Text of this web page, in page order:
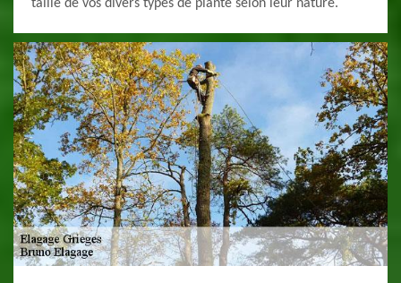
taille de vos divers types de plante selon leur nature.